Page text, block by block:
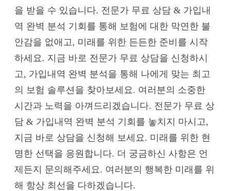
을 받을 수 있습니다. 전문가 무료 상담 & 가입내
역 완벽 분석 기회를 통해 보험에 대한 막연한 불
안감을 없애고, 미래를 위한 든든한 준비를 시작
하세요. 지금 바로 전문가 무료 상담을 신청하시
고, 가입내역 완벽 분석을 통해 나에게 맞는 최고
의 보험 솔루션을 찾아보세요. 여러분의 소중한
시간과 노력을 아껴드리겠습니다. 전문가 무료 상
담 & 가입내역 완벽 분석 기회를 놓치지 마시고,
지금 바로 상담을 신청해 보세요. 미래를 위한 현
명한 선택을 응원합니다. 더 궁금하신 사항은 언
제든지 문의해주세요. 여러분의 행복한 미래를 위
해 항상 최선을 다하겠습니다.